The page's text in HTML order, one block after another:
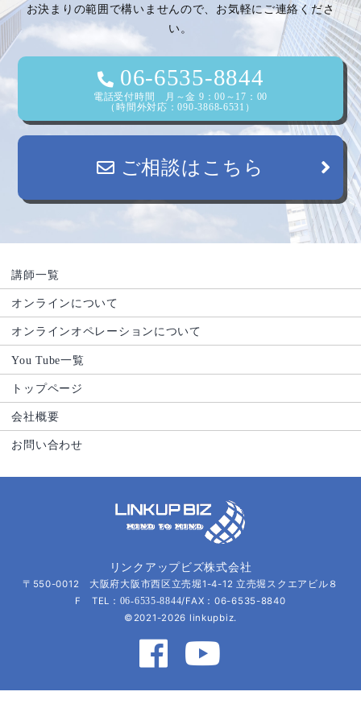
お決まりの範囲で構いませんので、お気軽にご連絡くださ
い。
06-6535-8844
電話受付時間 月～金 9：00～17：00
（時間外対応：090-3868-6531）
ご相談はこちら
講師一覧
オンラインについて
オンラインオペレーションについて
You Tube一覧
トップページ
会社概要
お問い合わせ
リンクアップビズ株式会社
〒550-0012 大阪府大阪市西区立売堀1-4-12 立売堀スクエアビル８
F TEL： 06-6535-8844/FAX：06-6535-8840
©2021-2026 linkupbiz.